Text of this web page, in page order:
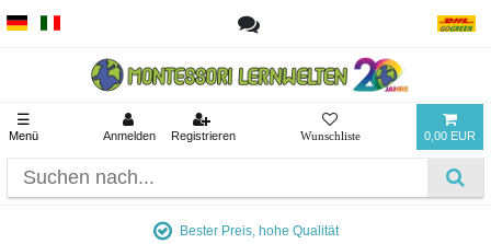
☰
Menü Anmelden Registrieren 0,00 EUR
Ab 90 € versandkostenfrei